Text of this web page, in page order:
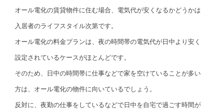
オール電化の賃貸物件に住む場合、電気代が安くなるかどうかは
入居者のライフスタイル次第です。
オール電化の料金プランは、夜の時間帯の電気代が日中より安く
設定されているケースがほとんどです。
そのため、日中の時間帯に仕事などで家を空けていることが多い
方は、オール電化の物件に向いているでしょう。
反対に、夜勤の仕事をしているなどで日中を自宅で過ごす時間が